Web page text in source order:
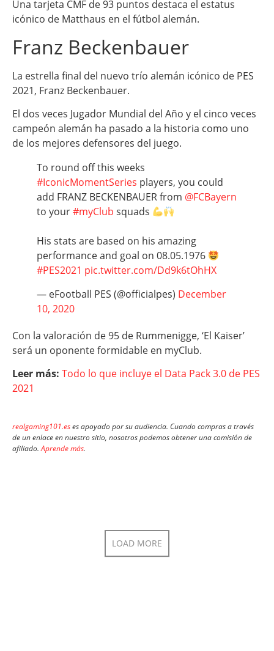
Una tarjeta CMF de 93 puntos destaca el estatus
icónico de Matthaus en el fútbol alemán.
Franz Beckenbauer
La estrella final del nuevo trío alemán icónico de PES
2021, Franz Beckenbauer.
El dos veces Jugador Mundial del Año y el cinco veces
campeón alemán ha pasado a la historia como uno
de los mejores defensores del juego.
To round off this weeks
#IconicMomentSeries players, you could
add FRANZ BECKENBAUER from @FCBayern
to your#myClub squads
His stats are based on his amazing
performance and goal on 08.05.1976
#PES2021 pic.twitter.com/Dd9k6tOhHX
— eFootball PES (@officialpes) December
10, 2020
Con la valoración de 95 de Rummenigge, ‘El Kaiser’
será un oponente formidable en myClub.
Leer más: Todo lo que incluye el Data Pack 3.0 de PES
2021
realgaming101.eses apoyado por su audiencia. Cuando compras a través
de un enlace en nuestro sitio, nosotros podemos obtener una comisión de
afiliado.Aprende más.
LOAD MORE